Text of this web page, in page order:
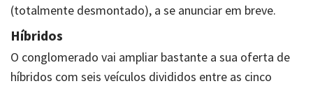
(totalmente desmontado), a se anunciar em breve.
Híbridos
O conglomerado vai ampliar bastante a sua oferta de
híbridos com seis veículos divididos entre as cinco